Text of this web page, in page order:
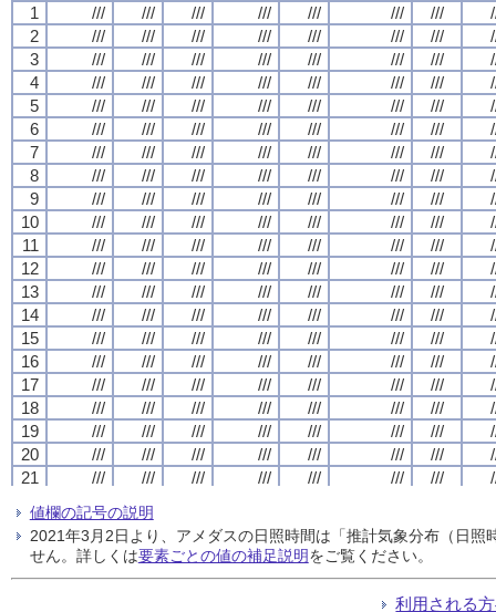
1
/// /// /// /// /// /// ///
2
/// /// /// /// /// /// ///
3
/// /// /// /// /// /// ///
4
/// /// /// /// /// /// ///
5
/// /// /// /// /// /// ///
6
/// /// /// /// /// /// ///
7
/// /// /// /// /// /// ///
8
/// /// /// /// /// /// ///
9
/// /// /// /// /// /// ///
10
/// /// /// /// /// /// ///
11
/// /// /// /// /// /// ///
12
/// /// /// /// /// /// ///
13
/// /// /// /// /// /// ///
14
/// /// /// /// /// /// ///
15
/// /// /// /// /// /// ///
16
/// /// /// /// /// /// ///
17
/// /// /// /// /// /// ///
18
/// /// /// /// /// /// ///
19
/// /// /// /// /// /// ///
20
/// /// /// /// /// /// ///
21
/// /// /// /// /// /// ///
23
/// /// ///
24
/// /// /// /// /// /// ///
1
/// /// /// /// /// /// ///
2
/// /// /// /// /// /// ///
3
/// /// /// /// /// /// ///
4
/// /// /// /// /// /// ///
5
/// /// /// /// /// /// ///
6
/// /// /// /// /// /// ///
7
/// /// /// /// /// /// ///
8
/// /// /// /// /// /// ///
9
/// /// /// /// /// /// ///
10
/// /// /// /// /// /// ///
11
/// /// /// /// /// /// ///
12
/// /// /// /// /// /// ///
13
/// /// /// /// /// /// ///
14
/// /// /// /// /// /// ///
15
/// /// /// /// /// /// ///
16
/// /// /// /// /// /// ///
17
/// /// /// /// /// /// ///
18
/// /// /// /// /// /// ///
19
/// /// /// /// /// /// ///
20
/// /// /// /// /// /// ///
21
/// /// /// /// /// /// ///
23
/// /// ///
24
/// /// /// /// /// /// ///
1
/// /// /// /// /// /// ///
2
/// /// /// /// /// /// ///
3
/// /// /// /// /// /// ///
4
/// /// /// /// /// /// ///
5
/// /// /// /// /// /// ///
6
/// /// /// /// /// /// ///
7
/// /// /// /// /// /// ///
8
/// /// /// /// /// /// ///
9
/// /// /// /// /// /// ///
10
/// /// /// /// /// /// ///
11
/// /// /// /// /// /// ///
12
/// /// /// /// /// /// ///
13
/// /// /// /// /// /// ///
14
/// /// /// /// /// /// ///
15
/// /// /// /// /// /// ///
16
/// /// /// /// /// /// ///
17
/// /// /// /// /// /// ///
18
/// /// /// /// /// /// ///
19
/// /// /// /// /// /// ///
20
/// /// /// /// /// /// ///
21
/// /// /// /// /// /// ///
23
/// /// ///
24
/// /// /// /// /// /// ///
1
/// /// /// /// /// /// ///
2
/// /// /// /// /// /// ///
3
/// /// /// /// /// /// ///
4
/// /// /// /// /// /// ///
5
/// /// /// /// /// /// ///
6
/// /// /// /// /// /// ///
7
/// /// /// /// /// /// ///
8
/// /// /// /// /// /// ///
9
/// /// /// /// /// /// ///
10
/// /// /// /// /// /// ///
11
/// /// /// /// /// /// ///
12
/// /// /// /// /// /// ///
13
/// /// /// /// /// /// ///
14
/// /// /// /// /// /// ///
15
/// /// /// /// /// /// ///
16
/// /// /// /// /// /// ///
17
/// /// /// /// /// /// ///
18
/// /// /// /// /// /// ///
19
/// /// /// /// /// /// ///
20
/// /// /// /// /// /// ///
21
/// /// /// /// /// /// ///
23
/// /// ///
24
/// /// /// /// /// /// ///
値欄の記号の説明
2021年3月2日より、アメダスの日照時間は「推計気象分布（日
せん。詳しくは要素ごとの値の補足説明をご覧ください。
利用される